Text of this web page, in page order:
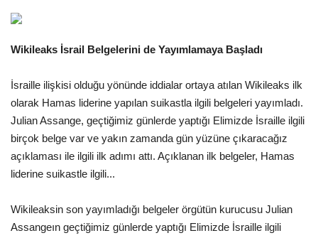
Gündem
Tekno Bilim
Ekonomi
Galeriler
Wikileaks İsrail Belgelerini de Yayımlamaya Başladı
İsraille ilişkisi olduğu yönünde iddialar ortaya atılan Wikileaks ilk
olarak Hamas liderine yapılan suikastla ilgili belgeleri yayımladı.
Julian Assange, geçtiğimiz günlerde yaptığı Elimizde İsraille ilgili
birçok belge var ve yakın zamanda gün yüzüne çıkaracağız
açıklaması ile ilgili ilk adımı attı. Açıklanan ilk belgeler, Hamas
liderine suikastle ilgili...
Wikileaksin son yayımladığı belgeler örgütün kurucusu Julian
Assangeın geçtiğimiz günlerde yaptığı Elimizde İsraille ilgili